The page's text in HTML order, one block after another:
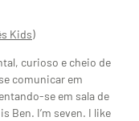
Kids)
curioso e cheio de
comunicar em
se em sala de
Ben. I’m seven. I like